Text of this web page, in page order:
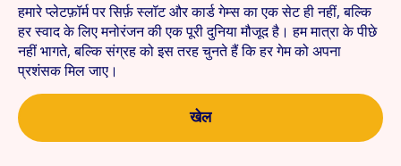
हमारे प्लेटफ़ॉर्म पर सिर्फ़ स्लॉट और कार्ड गेम्स का एक सेट ही नहीं, बल्कि
हर स्वाद के लिए मनोरंजन की एक पूरी दुनिया मौजूद है। हम मात्रा के पीछे
नहीं भागते, बल्कि संग्रह को इस तरह चुनते हैं कि हर गेम को अपना
प्रशंसक मिल जाए।
खेल